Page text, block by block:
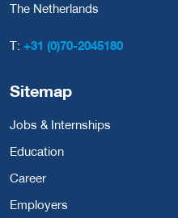
The Netherlands
T: +31 (0)70-2045180
Sitemap
Jobs & Internships
Education
Career
Employers